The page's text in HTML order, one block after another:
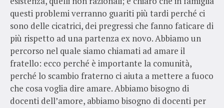
questi problemi verranno guariti più tardi perché ci
sono delle cicatrici, dei pregressi che fanno faticare di
più rispetto ad una partenza ex novo. Abbiamo un
percorso nel quale siamo chiamati ad amare il
fratello: ecco perché è importante la comunità,
perché lo scambio fraterno ci aiuta a mettere a fuoco
che cosa voglia dire amare. Abbiamo bisogno di
docenti dell’amore, abbiamo bisogno di docenti per